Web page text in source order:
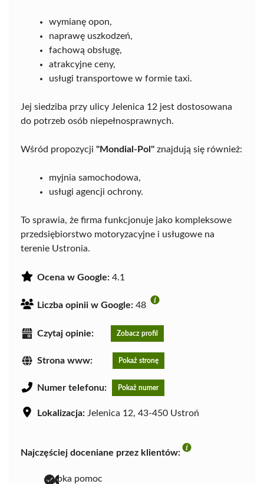
wymianę opon,
naprawę uszkodzeń,
fachową obsługę,
atrakcyjne ceny,
usługi transportowe w formie taxi.
Jej siedziba przy ulicy Jelenica 12 jest dostosowana
do potrzeb osób niepełnosprawnych.
Wśród propozycji "Mondial-Pol" znajdują się również:
myjnia samochodowa,
usługi agencji ochrony.
To sprawia, że firma funkcjonuje jako kompleksowe
przedsiębiorstwo motoryzacyjne i usługowe na
terenie Ustronia.
Ocena w Google: 4.1
Liczba opinii w Google: 48
Czytaj opinie: Zobacz profil
Strona www: Pokaż stronę
Numer telefonu: Pokaż numer
Lokalizacja: Jelenica 12, 43-450 Ustroń
Najczęściej doceniane przez klientów:
szybka pomoc